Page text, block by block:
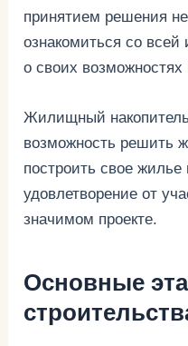
принятием решения
ознакомиться со
о своих возможностях
Жилищный
возможность решить
построить свое жилье
удовлетворение от
значимом проекте.
Основные